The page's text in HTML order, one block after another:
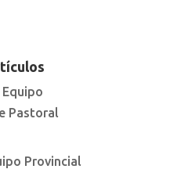
Pastoral
Provincial